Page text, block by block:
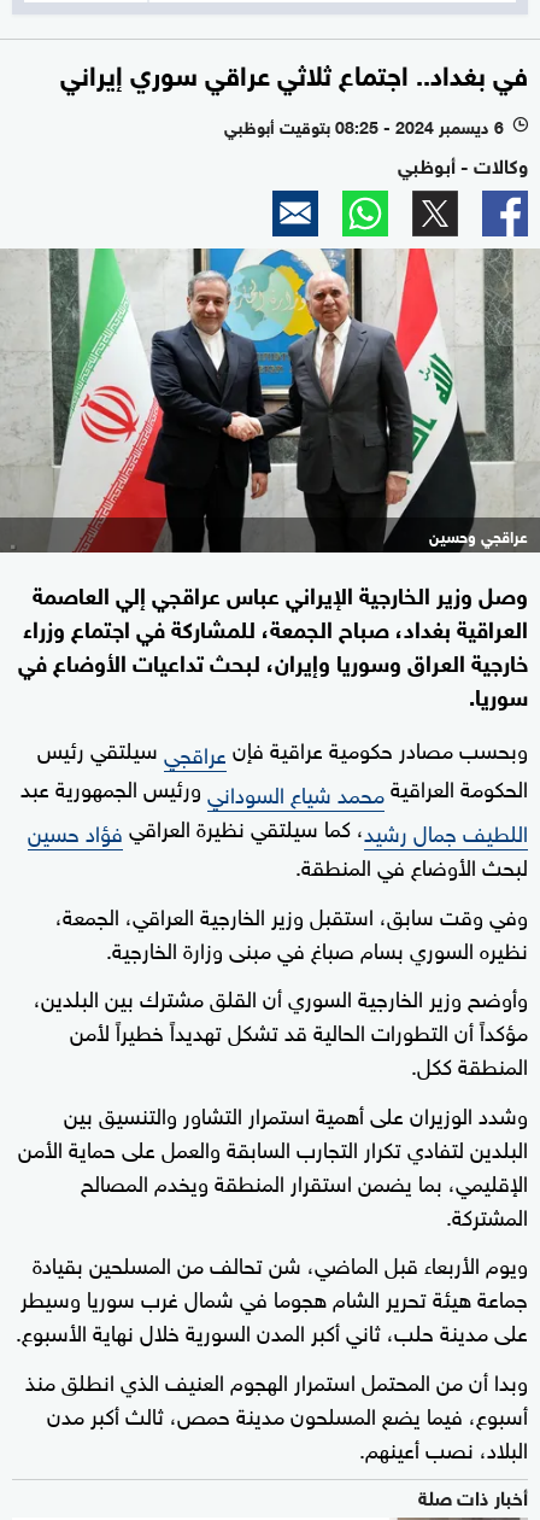
في بغداد.. اجتماع ثلاثي عراقي سوري إيراني
l 6 ديسمبر 2024 - 08:25 بتوقيت أبوظبي
وكالات - أبوظبي
عراقجي وحسين
وصل وزير الخارجية الإيراني عباس عراقجي إلي العاصمة
العراقية بغداد، صباح الجمعة، للمشاركة في اجتماع وزراء
خارجية العراق وسوريا وإيران، لبحث تداعيات الأوضاع في
سوريا.
وبحسب مصادر حكومية عراقية فإنعراقجيسيلتقي رئيس
الحكومة العراقيةمحمد شياع السودانيورئيس الجمهورية عبد
اللطيف جمال رشيد، كما سيلتقي نظيرة العراقيفؤاد حسين
لبحث الأوضاع في المنطقة.
وفي وقت سابق، استقبل وزير الخارجية العراقي، الجمعة،
نظيره السوري بسام صباغ في مبنى وزارة الخارجية.
وأوضح وزير الخارجية السوري أن القلق مشترك بين البلدين،
مؤكداً أن التطورات الحالية قد تشكل تهديداً خطيراً لأمن
المنطقة ككل.
وشدد الوزيران على أهمية استمرار التشاور والتنسيق بين
البلدين لتفادي تكرار التجارب السابقة والعمل على حماية الأمن
الإقليمي، بما يضمن استقرار المنطقة ويخدم المصالح
المشتركة.
ويوم الأربعاء قبل الماضي، شن تحالف من المسلحين بقيادة
جماعة هيئة تحرير الشام هجوما في شمال غرب سوريا وسيطر
على مدينة حلب، ثاني أكبر المدن السورية خلال نهاية الأسبوع.
وبدا أن من المحتمل استمرار الهجوم العنيف الذي انطلق منذ
أسبوع، فيما يضع المسلحون مدينة حمص، ثالث أكبر مدن
البلاد، نصب أعينهم.
أخبار ذات صلة